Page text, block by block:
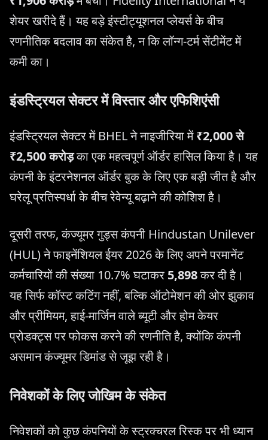
शेयर खरीदे हैं। यह बड़े इंस्टीट्यूशनल प्लेयर्स के बीच
रणनीतिक बदलाव का संकेत है, न कि लॉन्ग-टर्म सेंटीमेंट में
कमी का।
इंडस्ट्रियल सेक्टर में विस्तार और एफिशिएंसी
इंडस्ट्रियल सेक्टर में BHEL ने नाइजीरिया में₹2,000 से
₹2,500 करोड़का एक महत्वपूर्ण ऑर्डर हासिल किया है। यह
कंपनी के इंटरनेशनल ऑर्डर बुक के लिए एक बड़ी जीत है और
घरेलू प्रतिस्पर्धा के बीच रेवेन्यू बढ़ाने की कोशिश है।
दूसरी तरफ, कंज्यूमर गुड्स कंपनी Hindustan Unilever
(HUL) ने फाइनेंशियल ईयर 2026 के लिए अपने परमानेंट
कर्मचारियों की संख्या 10.7% घटाकर 5,898कर दी है।
यह सिर्फ कॉस्ट कटिंग नहीं, बल्कि ऑटोमेशन की ओर झुकाव
और प्रीमियम, हाई-मार्जिन वाले ब्यूटी और होम केयर
प्रोडक्ट्स पर फोकस करने की रणनीति है, क्योंकि कंपनी
असमान कंज्यूमर डिमांड से जूझ रही है।
निवेशकों के लिए जोखिम के संकेत
निवेशकों को कुछ कंपनियों के स्ट्रक्चरल रिस्क पर भी ध्यान